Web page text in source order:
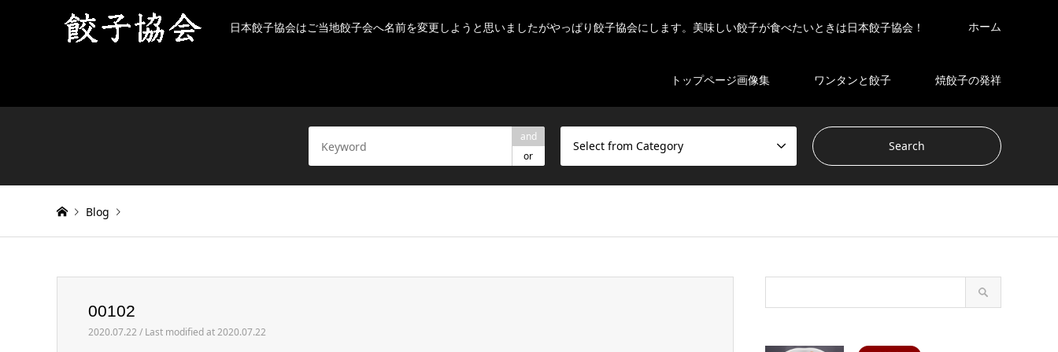
日本餃子協会はご当地餃子会へ名前を変更しようと思いましたがやっぱり餃子協会にします。美味しい餃子が食べたいときは日本餃子協会！ ホーム
トップページ画像集 ワンタンと餃子 焼餃子の発祥
and
or
Select from Category
Blog
00102
2020.07.22 / Last modified at 2020.07.22